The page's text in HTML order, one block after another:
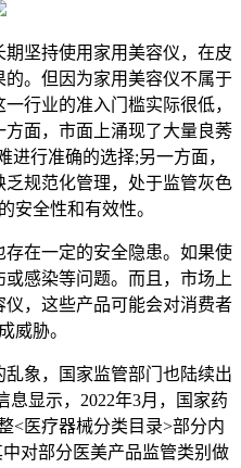
坚持使用家用美容仪，在皮
。但因为家用美容仪不属于
行业的准入门槛实际很低，
面，市面上涌现了大量良莠
进行准确的选择;另一方面，
规范化管理，处于监管灰色
安全性和有效性。
在一定的安全隐患。如果使
感染等问题。而且，市场上
，这些产品可能会对消费者
威胁。
象，国家监管部门也陆续出
息显示，2022年3月，国家药
<医疗器械分类目录>部分内
对部分医美产品监管类别做